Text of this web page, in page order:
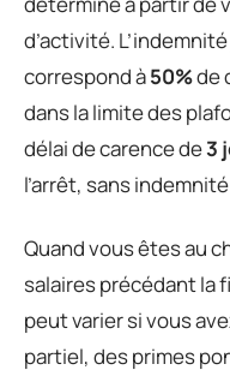
d’activité.
correspond à50%de
dans la limite des
délai de carence de3
l’arrêt, sans
Quand vous êtes au
salaires précédant la
peut varier si vous
partiel, des primes